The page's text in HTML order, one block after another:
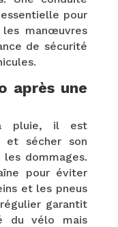
pour
manœuvres
de sécurité
après une
pluie, il est
et sécher son
dommages.
pour éviter
et les pneus
garantit
du vélo mais